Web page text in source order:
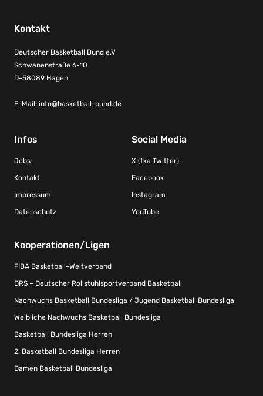
Kontakt
Deutscher Basketball Bund e.V
Schwanenstraße 6-10
D-58089 Hagen
E-Mail: info@basketball-bund.de
Infos
Jobs
Kontakt
Impressum
Datenschutz
Social Media
X (fka Twitter)
Facebook
Instagram
YouTube
Kooperationen/Ligen
FIBA Basketball-Weltverband
DRS – Deutscher Rollstuhlsportverband Basketball
Nachwuchs Basketball Bundesliga / Jugend Basketball Bundesliga
Weibliche Nachwuchs Basketball Bundesliga
Basketball Bundesliga Herren
2. Basketball Bundesliga Herren
Damen Basketball Bundesliga